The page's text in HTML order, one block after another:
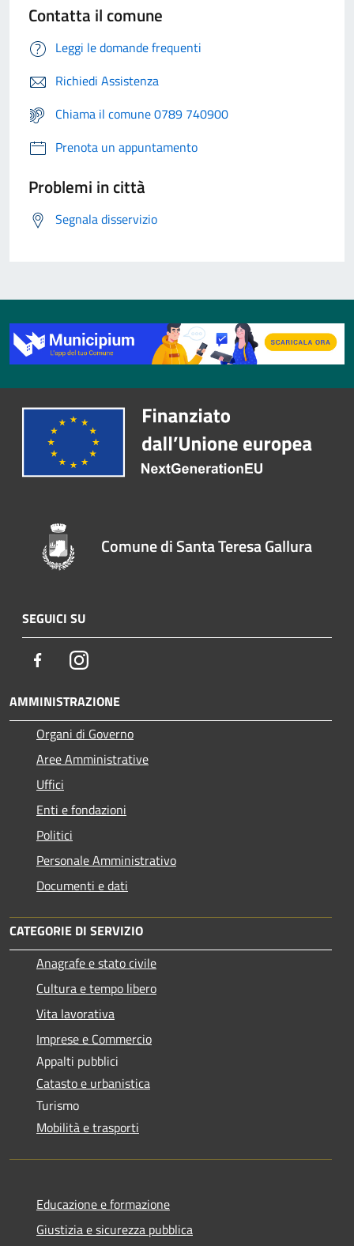
Contatta il comune
Leggi le domande frequenti
Richiedi Assistenza
Chiama il comune 0789 740900
Prenota un appuntamento
Problemi in città
Segnala disservizio
Comune di Santa Teresa Gallura
SEGUICI SU
FacebookInstagram
AMMINISTRAZIONE
Organi di Governo
Aree Amministrative
Uffici
Enti e fondazioni
Politici
Personale Amministrativo
Documenti e dati
CATEGORIE DI SERVIZIO
Anagrafe e stato civile
Cultura e tempo libero
Vita lavorativa
Imprese e Commercio
Appalti pubblici
Catasto e urbanistica
Turismo
Mobilità e trasporti
Educazione e formazione
Giustizia e sicurezza pubblica